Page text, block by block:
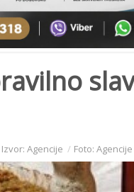
Izvor: Agencije Foto: Agencije